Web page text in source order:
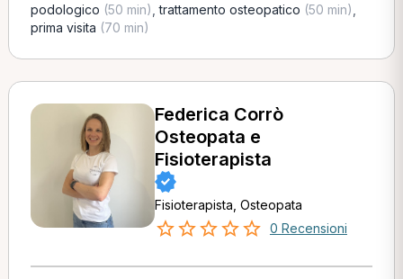
podologico (50 min) ,trattamento osteopatico (50 min)
prima visita (70 min)
Federica Corrò
Osteopata e
Fisioterapista
Fisioterapista, Osteopata
0 Recensioni